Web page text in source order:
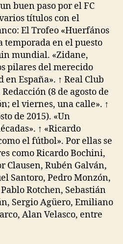
buen paso por el FC
títulos con el
El Trofeo «Huerfános
temporada en el puesto
mundial. «Zidane,
pilares del merecido
España». ↑ Real Club
(8 de agosto de
el viernes, una calle». ↑
de 2015). «Un
↑ «Ricardo
el fútbol». Por ellas se
como Ricardo Bochini,
Clausen, Rubén Galván,
Santoro, Pedro Monzón,
Rotchen, Sebastián
Sergio Agüero, Emiliano
Alan Velasco, entre